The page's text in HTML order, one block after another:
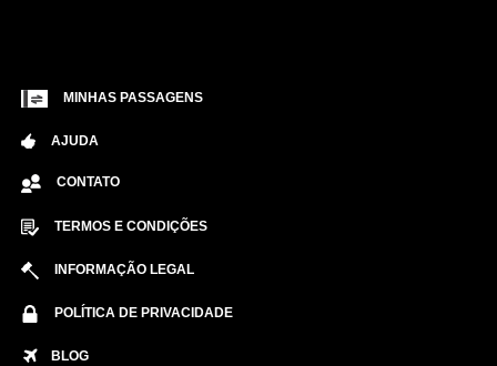
MINHAS PASSAGENS
AJUDA
CONTATO
TERMOS E CONDIÇÕES
INFORMAÇÃO LEGAL
POLÍTICA DE PRIVACIDADE
BLOG